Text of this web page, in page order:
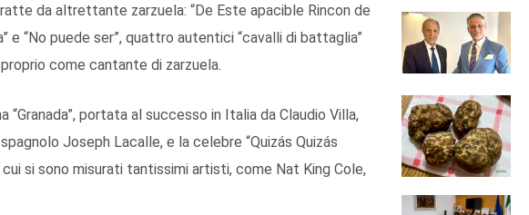
da altrettante zarzuela: “De Este apacible Rincon de
e “No puede ser”, quattro autentici “cavalli di battaglia”
come cantante di zarzuela.
portata al successo in Italia da Claudio Villa,
Joseph Lacalle, e la celebre “Quizás Quizás
si sono misurati tantissimi artisti, come Nat King Cole,